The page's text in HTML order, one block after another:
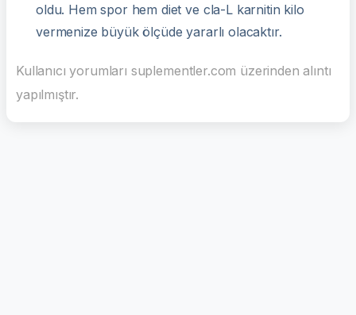
oldu. Hem spor hem diet ve cla-L karnitin kilo
vermenize büyük ölçüde yararlı olacaktır.
Kullanıcı yorumları suplementler.com üzerinden alıntı
yapılmıştır.